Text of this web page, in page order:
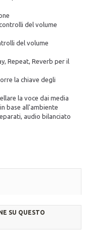
del volume
del volume
Repeat, Reverb per il
la chiave degli
la voce dai media
base all'ambiente
audio bilanciato
SU QUESTO